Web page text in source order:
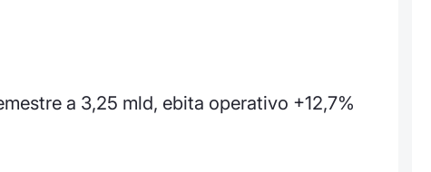
a 3,25 mld, ebita operativo +12,7%